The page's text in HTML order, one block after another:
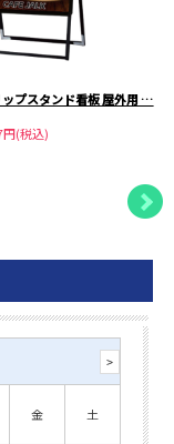
プスタンド看板 屋外用 …
(税込)